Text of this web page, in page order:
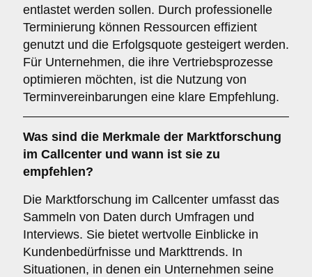
entlastet werden sollen. Durch professionelle
Terminierung können Ressourcen effizient
genutzt und die Erfolgsquote gesteigert werden.
Für Unternehmen, die ihre Vertriebsprozesse
optimieren möchten, ist die Nutzung von
Terminvereinbarungen eine klare Empfehlung.
Was sind die Merkmale der Marktforschung
im Callcenter und wann ist sie zu
empfehlen?
Die Marktforschung im Callcenter umfasst das
Sammeln von Daten durch Umfragen und
Interviews. Sie bietet wertvolle Einblicke in
Kundenbedürfnisse und Markttrends. In
Situationen, in denen ein Unternehmen seine